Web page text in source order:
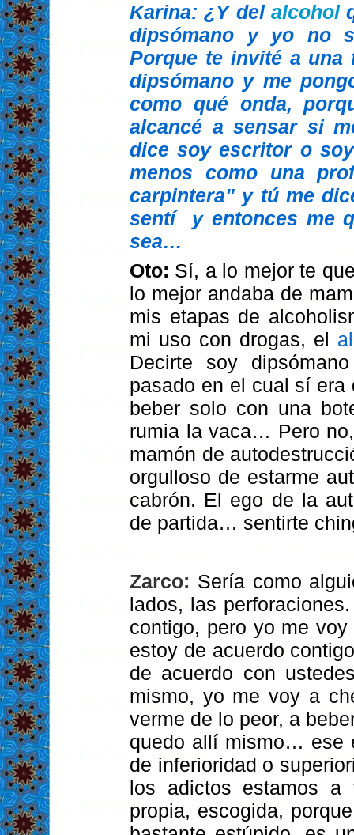
Karina: ¿Y del alcohol
dipsómano y yo no
Porque te invité a
dipsómano y me
como qué onda,
alcancé a sensar si
dice soy escritor o
menos como una
carpintera" y tú me
sentí
y entonces me
sea…
Oto: Sí, a lo mejor te
lo mejor andaba de
mis etapas de
mi uso con drogas, el
Decirte soy
pasado en el cual sí era
beber solo con una
rumia la vaca… Pero
mamón de
orgulloso de estarme
cabrón. El ego de la
de partida… sentirte
Zarco: Sería como
lados, las
contigo, pero yo me
estoy de acuerdo
de acuerdo con
mismo, yo me voy a
verme de lo peor, a
quedo allí mismo… ese
de inferioridad o
los adictos estamos a
propia, escogida,